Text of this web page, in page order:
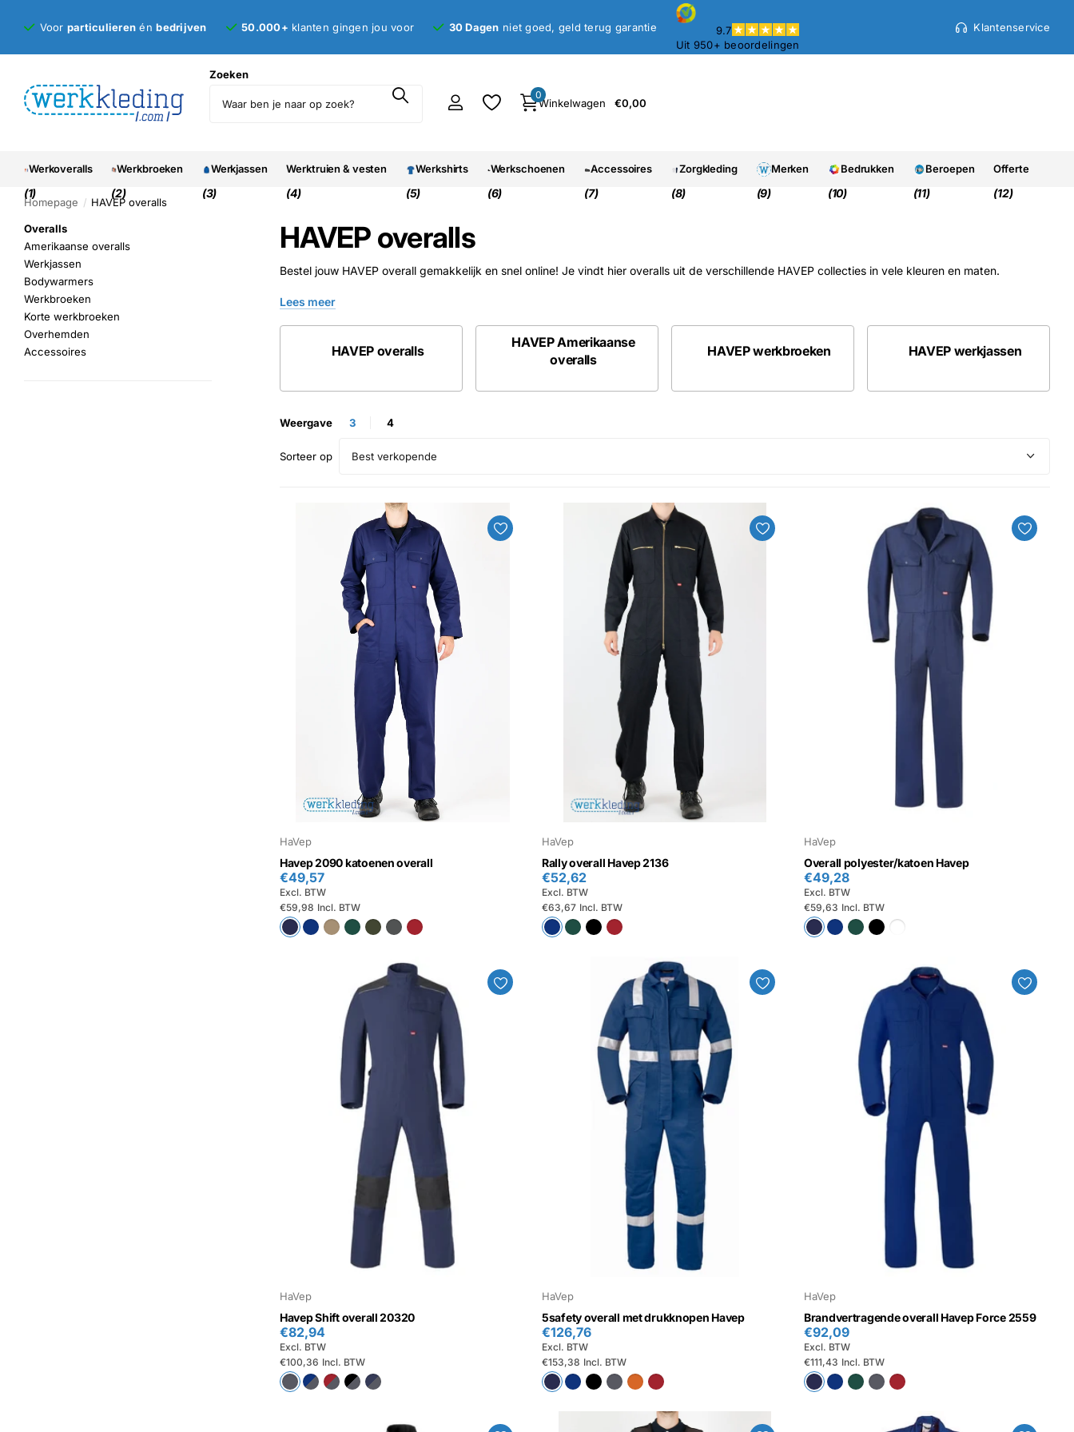
Voor particulieren énbedrijven 50.000+ klanten gingen jou voor 30 Dagen niet goed, geld terug garantie
9.7
Uit 950+ beoordelingen
Klantenservice
Zoeken
Winkelwagen
0
€0,00
Werkoveralls
(1)
Werkbroeken
(2)
Werkjassen
(3)
Werktruien & vesten
(4)
Werkshirts
(5)
Werkschoenen
(6)
Accessoires
(7)
Zorgkleding
(8)
Merken
(9)
Bedrukken
(10)
Beroepen
(11)
Offerte
(12)
Homepage HAVEP overalls
HAVEP overalls
Bestel jouw HAVEP overall gemakkelijk en snel online! Je vindt hier overalls uit de verschillende HAVEP collecties in vele kleuren en maten.
Lees meer
HAVEP overalls
HAVEP Amerikaanse
overalls
HAVEP werkbroeken HAVEP werkjassen
Weergave 3 4
Sorteer op Best verkopende
HaVep
Havep 2090 katoenen overall
€59,98 Incl. BTW
€49,57
Excl. BTW
HaVep
Rally overall Havep 2136
€63,67 Incl. BTW
€52,62
Excl. BTW
HaVep
Overall polyester/katoen Havep
€59,63 Incl. BTW
€49,28
Excl. BTW
HaVep
Havep Shift overall 20320
€100,36 Incl. BTW
€82,94
Excl. BTW
HaVep
5safety overall met drukknopen Havep
€153,38 Incl. BTW
€126,76
Excl. BTW
HaVep
Brandvertragende overall Havep Force 2559
€111,43 Incl. BTW
€92,09
Excl. BTW
Overalls
Amerikaanse overalls
Werkjassen
Bodywarmers
Werkbroeken
Korte werkbroeken
Overhemden
Accessoires